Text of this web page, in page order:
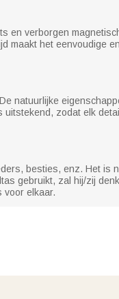
en verborgen
maakt het eenvoudige
natuurlijke
zodat elk
besties, enz. Het is
gebruikt, zal hij/zij
voor elkaar.